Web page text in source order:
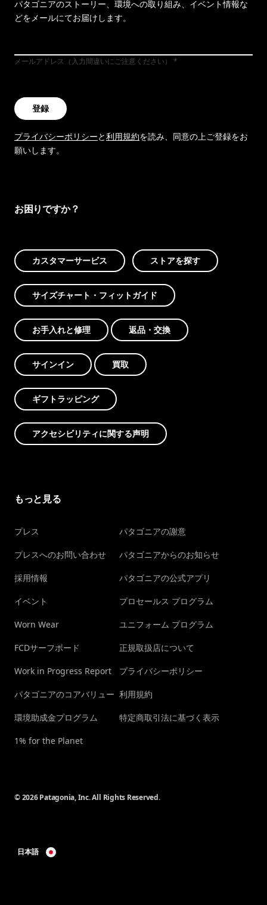
パタゴニアのストーリー、環境への取り組み、イベント情報な
どをメールにてお届けします。
メールアドレス（入力間違いにご注意ください）
登録
プライバシーポリシーと利用規約を読み、同意の上ご登録をお
願いします。
お困りですか？
カスタマーサービス ストアを探す
サイズチャート・フィットガイド
お手入れと修理 返品・交換
サインイン 買取
ギフトラッピング
アクセシビリティに関する声明
もっと見る
プレス
プレスへのお問い合わせ
採用情報
イベント
Worn Wear
FCDサーフボード
Work in Progress Report
パタゴニアのコアバリュー
環境助成金プログラム
1% for the Planet
パタゴニアの謝意
パタゴニアからのお知らせ
パタゴニアの公式アプリ
プロセールス プログラム
ユニフォーム プログラム
正規取扱店について
プライバシーポリシー
利用規約
特定商取引法に基づく表示
© 2026 Patagonia, Inc. All Rights Reserved.
日本語